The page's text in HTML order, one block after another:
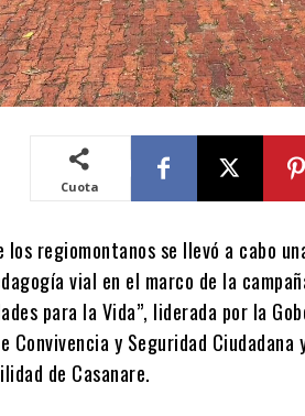
Cuota
los regiomontanos se llevó a cabo
vial en el marco de la
para la Vida”, liderada por la
Convivencia y Seguridad
de Casanare.